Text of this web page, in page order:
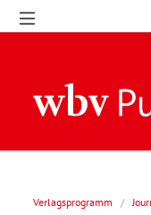
Verlagsprogramm /